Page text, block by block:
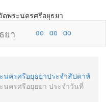
ยา
นครศรีอยุธยาประจำสัปดาห์
นครศรีอยุธยา ประจำวันที่